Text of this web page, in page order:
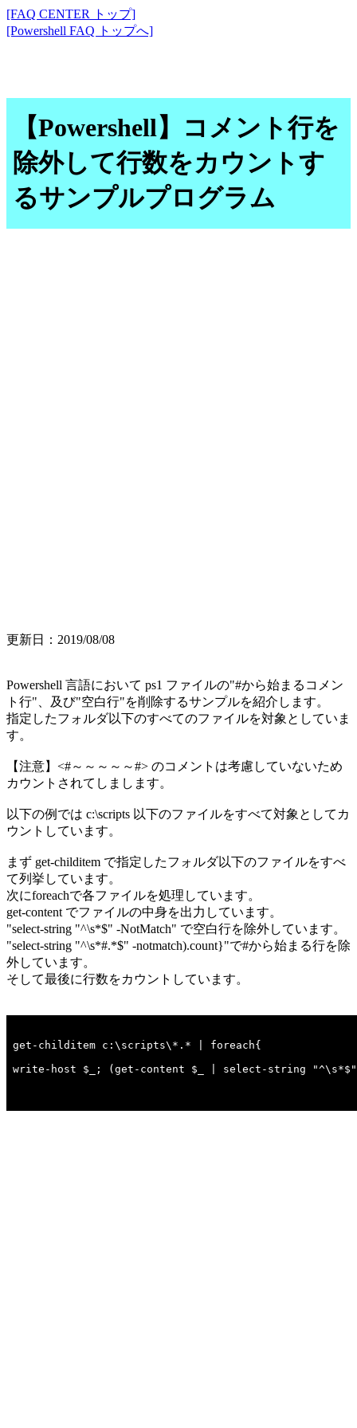
[FAQ CENTER トップ]
[Powershell FAQ トップへ]
【Powershell】コメント行を
除外して行数をカウントす
るサンプルプログラム
更新日：2019/08/08
Powershell 言語において ps1 ファイルの"#から始まるコメン
ト行"、及び"空白行"を削除するサンプルを紹介します。
指定したフォルダ以下のすべてのファイルを対象としていま
す。
【注意】<#～～～～～#> のコメントは考慮していないため
カウントされてしまします。
以下の例では c:\scripts 以下のファイルをすべて対象としてカ
ウントしています。
まず get-childitem で指定したフォルダ以下のファイルをすべ
て列挙しています。
次にforeachで各ファイルを処理しています。
get-content でファイルの中身を出力しています。
"select-string "^\s*$" -NotMatch" で空白行を除外しています。
"select-string "^\s*#.*$" -notmatch).count}"で#から始まる行を除
外しています。
そして最後に行数をカウントしています。